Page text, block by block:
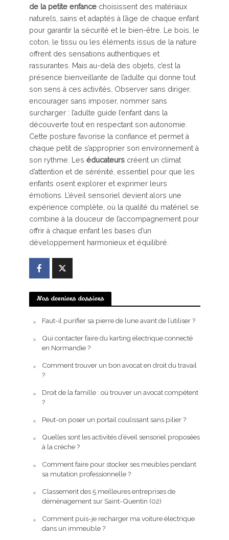
de la petite enfancechoisissent des matériaux
naturels, sains et adaptés à l’âge de chaque enfant
pour garantir la sécurité et le bien-être. Le bois, le
coton, le tissu ou les éléments issus de la nature
offrent des sensations authentiques et
rassurantes. Mais au-delà des objets, c’est la
présence bienveillante de l’adulte qui donne tout
son sens à ces activités. Observer sans diriger,
encourager sans imposer, nommer sans
surcharger : l’adulte guide l’enfant dans la
découverte tout en respectant son autonomie.
Cette posture favorise la confiance et permet à
chaque petit de s’approprier son environnement à
son rythme. Les éducateurscréent un climat
d’attention et de sérénité, essentiel pour que les
enfants osent explorer et exprimer leurs
émotions. L’éveil sensoriel devient alors une
expérience complète, où la qualité du matériel se
combine à la douceur de l’accompagnement pour
offrir à chaque enfant les bases d’un
développement harmonieux et équilibré.
Nos derniers dossiers
Faut-il purifier sa pierre de lune avant de l’utiliser ?
Qui contacter faire du karting électrique connecté
en Normandie ?
Comment trouver un bon avocat en droit du travail
?
Droit de la famille : où trouver un avocat compétent
?
Peut-on poser un portail coulissant sans pilier ?
Quelles sont les activités d’éveil sensoriel proposées
à la crèche ?
Comment faire pour stocker ses meubles pendant
sa mutation professionnelle ?
Classement des 5 meilleures entreprises de
déménagement sur Saint-Quentin (02)
Comment puis-je recharger ma voiture électrique
dans un immeuble ?